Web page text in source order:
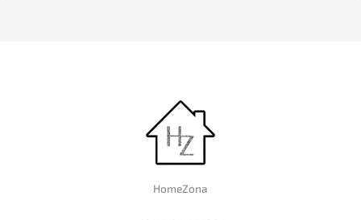
HomeZona